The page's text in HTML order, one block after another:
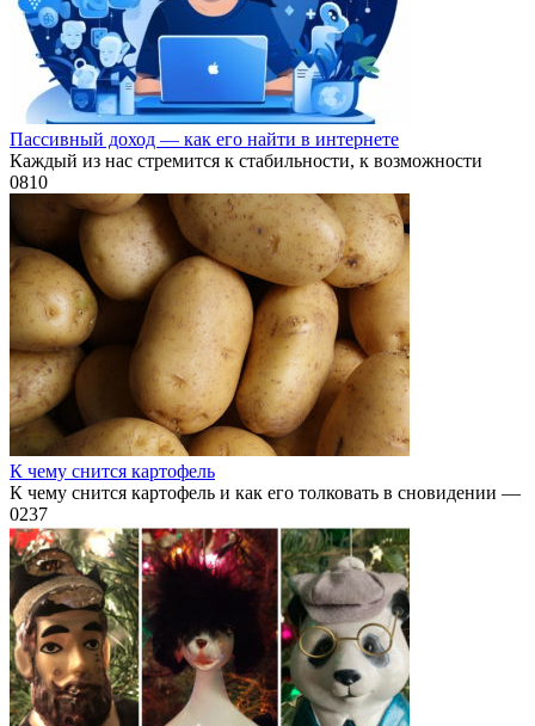
Пассивный доход — как его найти в интернете
Каждый из нас стремится к стабильности, к возможности
0810
К чему снится картофель
К чему снится картофель и как его толковать в сновидении —
0237